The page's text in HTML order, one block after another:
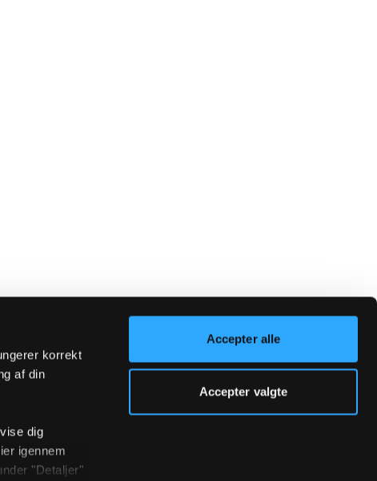
korrekt
af din
dig
igennem
"Detaljer"
Accepter alle
Accepter valgte